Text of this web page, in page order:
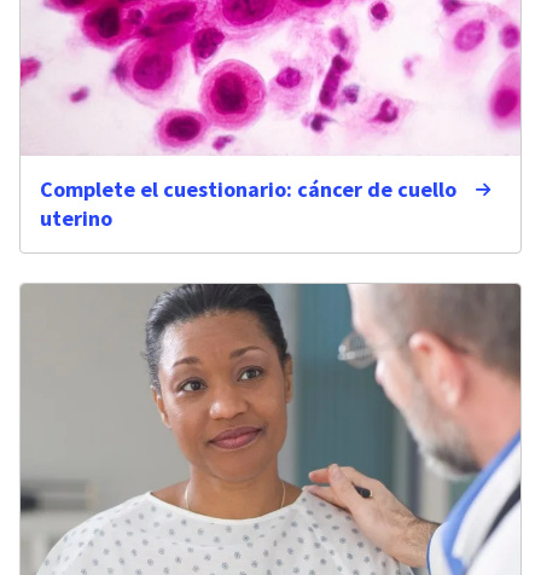
Complete el cuestionario: cáncer de cuello
uterino